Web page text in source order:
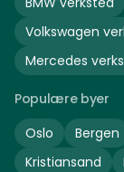
Volkswagen
Mercedes
Populære byer
Oslo
Bergen
Kristiansand